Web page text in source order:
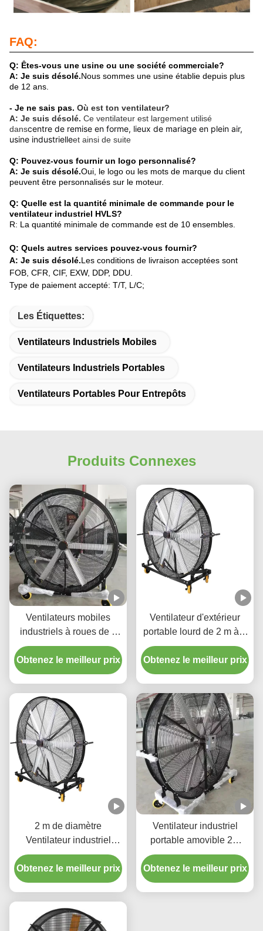
FAQ:
Q: Êtes-vous une usine ou une société commerciale?
A: Je suis désolé.Nous sommes une usine établie depuis plus
de 12 ans.
- Je ne sais pas. Où est ton ventilateur?
A: Je suis désolé. Ce ventilateur est largement utilisé
danscentre de remise en forme, lieux de mariage en plein air,
usine industrielleet ainsi de suite
Q: Pouvez-vous fournir un logo personnalisé?
A: Je suis désolé.Oui, le logo ou les mots de marque du client
peuvent être personnalisés sur le moteur.
Q: Quelle est la quantité minimale de commande pour le
ventilateur industriel HVLS?
R: La quantité minimale de commande est de 10 ensembles.
Q: Quels autres services pouvez-vous fournir?
A: Je suis désolé.Les conditions de livraison acceptées sont
FOB, CFR, CIF, EXW, DDP, DDU.
Type de paiement accepté: T/T, L/C;
Les Étiquettes:
Ventilateurs Industriels Mobiles
Ventilateurs Industriels Portables
Ventilateurs Portables Pour Entrepôts
Produits Connexes
Ventilateurs mobiles
industriels à roues de 6
pieds
Obtenez le meilleur prix
Ventilateur d'extérieur
portable lourd de 2 m à 5
ou 6 lames
Obtenez le meilleur prix
2 m de diamètre
Ventilateur industriel
mobile de grande taille
Ventilateur industriel
extérieur
Obtenez le meilleur prix
Ventilateur industriel
portable amovible 2M
pour usines de fabrication
/ entrepôt et logistique
Obtenez le meilleur prix